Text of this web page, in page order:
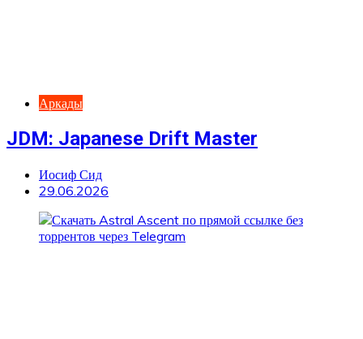
Аркады
JDM: Japanese Drift Master
Иосиф Сид
29.06.2026